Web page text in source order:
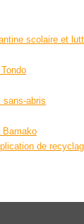
scolaire et
sans-abris
Bamako
de